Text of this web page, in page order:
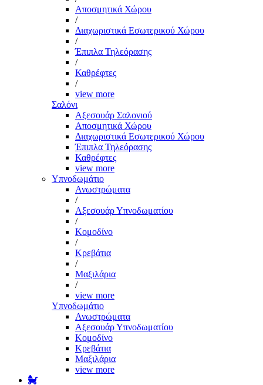
Αποσμητικά Χώρου
/
Διαχωριστικά Εσωτερικού Χώρου
/
Έπιπλα Τηλεόρασης
/
Καθρέφτες
/
view more
Σαλόνι
Αξεσουάρ Σαλονιού
Αποσμητικά Χώρου
Διαχωριστικά Εσωτερικού Χώρου
Έπιπλα Τηλεόρασης
Καθρέφτες
view more
Υπνοδωμάτιο
Ανωστρώματα
/
Αξεσουάρ Υπνοδωματίου
/
Κομοδίνο
/
Κρεβάτια
/
Μαξιλάρια
/
view more
Υπνοδωμάτιο
Ανωστρώματα
Αξεσουάρ Υπνοδωματίου
Κομοδίνο
Κρεβάτια
Μαξιλάρια
view more